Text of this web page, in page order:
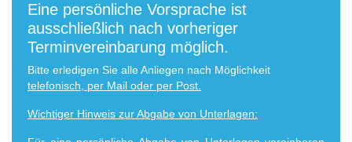
Eine persönliche Vorsprache ist
ausschließlich nach vorheriger
Terminvereinbarung möglich.
Bitte erledigen Sie alle Anliegen nach Möglichkeit
telefonisch, per Mail oder per Post.
Wichtiger Hinweis zur Abgabe von Unterlagen: